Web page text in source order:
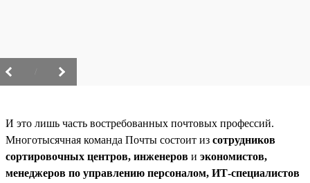
И это лишь часть востребованных почтовых профессий.
Многотысячная команда Почты состоит из сотрудников
сортировочных центров, инженеров и экономистов,
менеджеров по управлению персоналом, ИТ-специалистов